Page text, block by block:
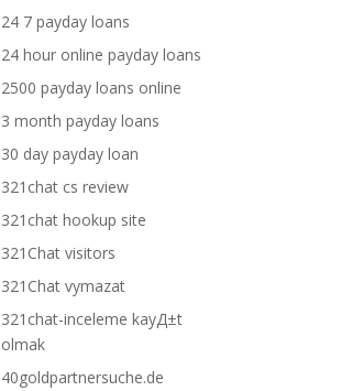
24 7 payday loans
24 hour online payday loans
2500 payday loans online
3 month payday loans
30 day payday loan
321chat cs review
321chat hookup site
321Chat visitors
321Chat vymazat
321chat-inceleme kayД±t
olmak
40goldpartnersuche.de